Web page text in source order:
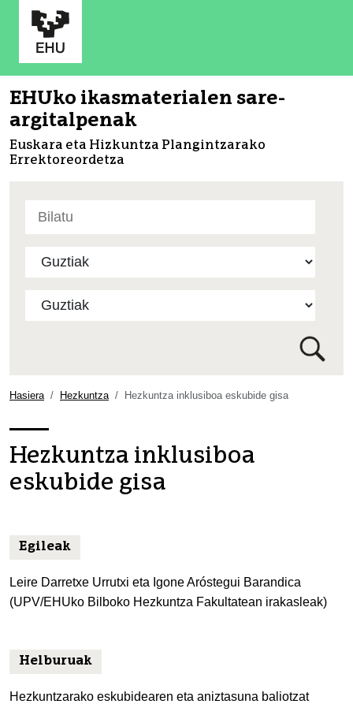
EHUko ikasmaterialen sare-
argitalpenak
Euskara eta Hizkuntza Plangintzarako
Errektoreordetza
atarian
aurreratua…
Hasiera Hezkuntza Hezkuntza inklusiboa eskubide gisa
Hezkuntza inklusiboa
eskubide gisa
Egileak
Leire Darretxe Urrutxi eta Igone Aróstegui Barandica
(UPV/EHUko Bilboko Hezkuntza Fakultatean irakasleak)
Helburuak
Hezkuntzarako eskubidearen eta aniztasuna baliotzat